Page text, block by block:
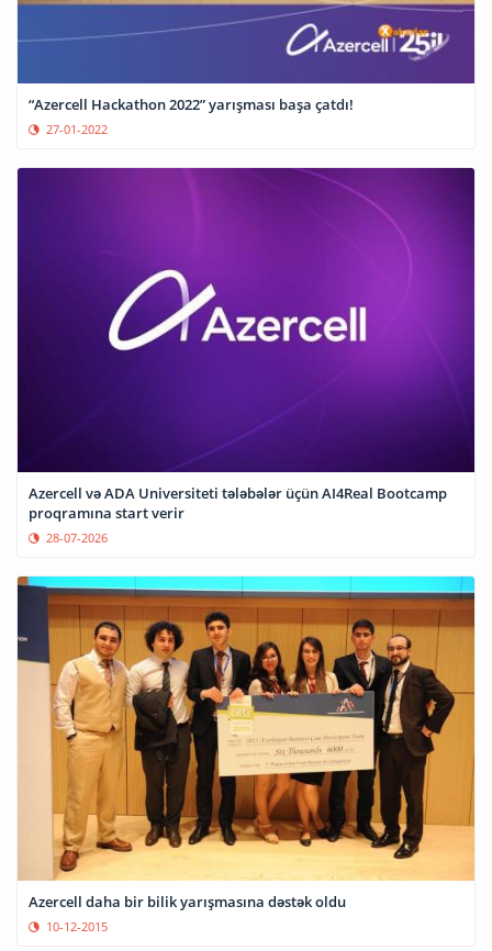
“Azercell Hackathon 2022” yarışması başa çatdı!
27-01-2022
Azercell və ADA Universiteti tələbələr üçün AI4Real Bootcamp
proqramına start verir
28-07-2026
Azercell daha bir bilik yarışmasına dəstək oldu
10-12-2015